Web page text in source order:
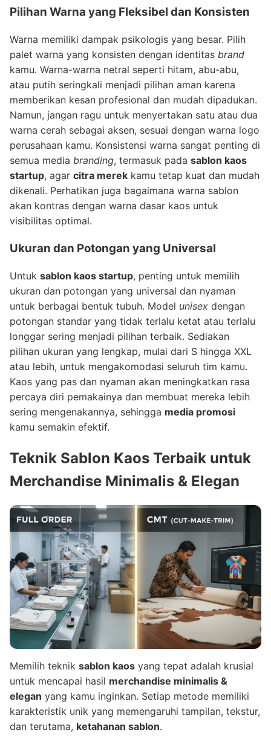
Pilihan Warna yang Fleksibel dan Konsisten
Warna memiliki dampak psikologis yang besar. Pilih
palet warna yang konsisten dengan identitas brand
kamu. Warna-warna netral seperti hitam, abu-abu,
atau putih seringkali menjadi pilihan aman karena
memberikan kesan profesional dan mudah dipadukan.
Namun, jangan ragu untuk menyertakan satu atau dua
warna cerah sebagai aksen, sesuai dengan warna logo
perusahaan kamu. Konsistensi warna sangat penting di
semua media branding, termasuk pada sablon kaos
startup, agar citra merek kamu tetap kuat dan mudah
dikenali. Perhatikan juga bagaimana warna sablon
akan kontras dengan warna dasar kaos untuk
visibilitas optimal.
Ukuran dan Potongan yang Universal
Untuk sablon kaos startup, penting untuk memilih
ukuran dan potongan yang universal dan nyaman
untuk berbagai bentuk tubuh. Model unisex dengan
potongan standar yang tidak terlalu ketat atau terlalu
longgar sering menjadi pilihan terbaik. Sediakan
pilihan ukuran yang lengkap, mulai dari S hingga XXL
atau lebih, untuk mengakomodasi seluruh tim kamu.
Kaos yang pas dan nyaman akan meningkatkan rasa
percaya diri pemakainya dan membuat mereka lebih
sering mengenakannya, sehingga media promosi
kamu semakin efektif.
Teknik Sablon Kaos Terbaik untuk
Merchandise Minimalis & Elegan
Memilih teknik sablon kaos yang tepat adalah krusial
untuk mencapai hasil merchandise minimalis &
elegan yang kamu inginkan. Setiap metode memiliki
karakteristik unik yang memengaruhi tampilan, tekstur,
dan terutama, ketahanan sablon.